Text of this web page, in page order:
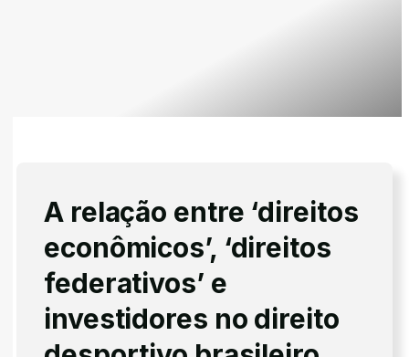
A relação entre ‘direitos
econômicos’, ‘direitos
federativos’ e
investidores no direito